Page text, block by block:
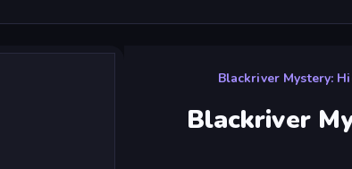
Blackriver Mystery:
Blackriver